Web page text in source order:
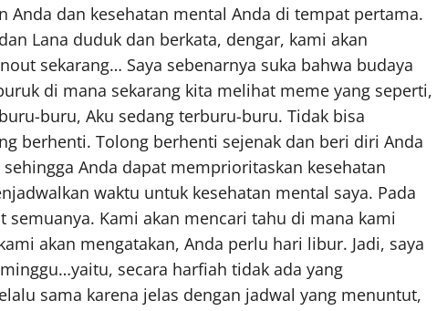
Anda dan kesehatan mental Anda di tempat pertama.
Lana duduk dan berkata, dengar, kami akan
sekarang… Saya sebenarnya suka bahwa budaya
di mana sekarang kita melihat meme yang seperti,
buru, Aku sedang terburu-buru. Tidak bisa
berhenti. Tolong berhenti sejenak dan beri diri Anda
Anda dapat memprioritaskan kesehatan
waktu untuk kesehatan mental saya. Pada
Kami akan mencari tahu di mana kami
akan mengatakan, Anda perlu hari libur. Jadi, saya
secara harfiah tidak ada yang
sama karena jelas dengan jadwal yang menuntut,